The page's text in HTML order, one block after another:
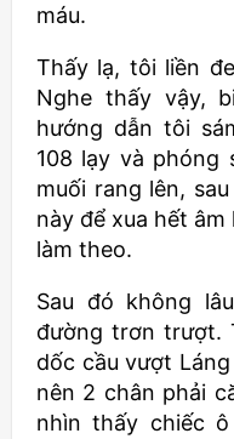
máu.
Thấy lạ, tôi liền
Nghe thấy vậy,
hướng dẫn tôi
108 lạy và phóng
muối rang lên,
này để xua hết
làm theo.
Sau đó không
đường trơn trượt.
dốc cầu vượt
nên 2 chân phải
nhìn thấy chiếc